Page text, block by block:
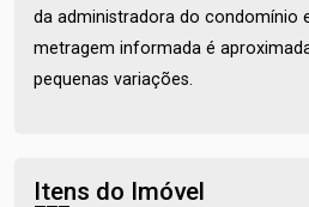
da administradora do condomínio
metragem informada é
pequenas variações.
Itens do Imóvel